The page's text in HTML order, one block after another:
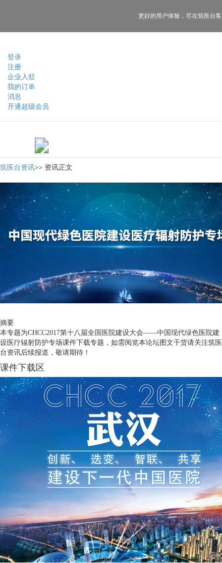
登录
注册
企业入驻
我的订单
消息
开通超级会员
更好的用户体验， 尽在筑医台
筑医台资讯>> 资讯正文
摘要
本专题为CHCC2017第十八届全国医院建设大会——中国现代绿色医院建
设医疗辐射防护专场课件下载专题，如需阅览本论坛图文干货请关注筑医
台资讯后续报道，敬请期待！
课件下载区